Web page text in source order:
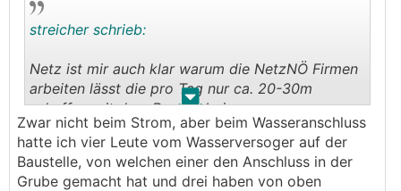
. .
streicher schrieb:
Netz ist mir auch klar warum die NetzNÖ Firmen
arbeiten lässt die pro Tag nur ca. 20-30m
schaffen mit dem Bagger bei
Leitungsverlegungen.
Die stehen eigentlich nur rum oder spielen mit
dem Handy.
Zwar nicht beim Strom, aber beim Wasseranschluss
hatte ich vier Leute vom Wasserversoger auf der
Baustelle, von welchen einer den Anschluss in der
Grube gemacht hat und drei haben von oben